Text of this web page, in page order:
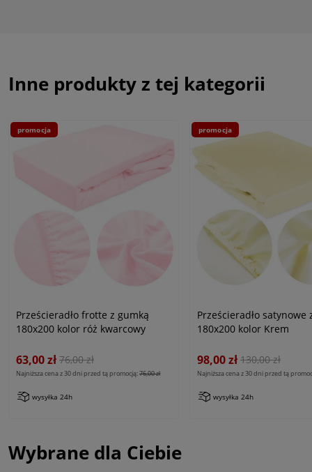
Inne produkty z tej kategorii
Prześcieradło frotte z gumką
180x200 kolor róż kwarcowy
63,00 zł 76,00 zł
Najniższa cena z 30 dni przed tą promocją:76,00 zł
wysyłka 24h
promocja
Prześcieradło satynowe
180x200 kolor Krem
98,00 zł 130,00 zł
Najniższa cena z 30 dni przed tą
wysyłka 24h
promocja
Wybrane dla Ciebie